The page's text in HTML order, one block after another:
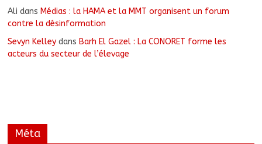
Ali dans Médias : la HAMA et la MMT organisent un forum
contre la désinformation
Sevyn Kelley dans Barh El Gazel : La CONORET forme les
acteurs du secteur de l’élevage
Méta